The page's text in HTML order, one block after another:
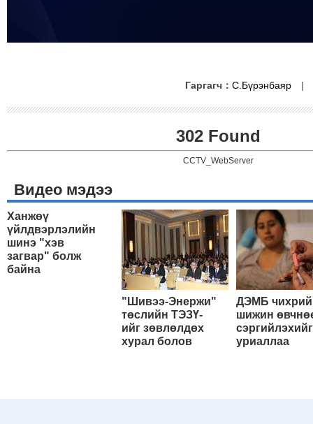
Гаргагч： С.Бүрэнбаяр |
302 Found
CCTV_WebServer
Видео мэдээ
Ханжөү
үйлдвэрлэлийн
шинэ "хэв
загвар" болж
байна
"Шивээ-Энержи"
төслийн ТЭЗҮ-
ийг зөвлөлдөх
хурал болов
ДЭМБ
шижин
сэргийлэхийг
уриаллаа